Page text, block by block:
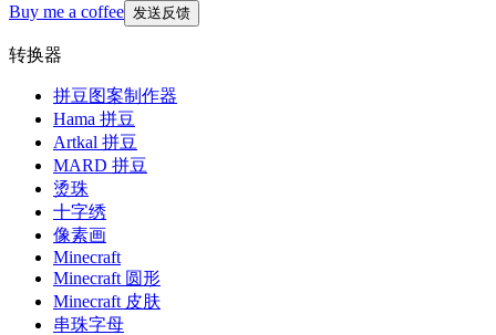
Buy me a coffee 发送反馈
转换器
拼豆图案制作器
Hama 拼豆
Artkal 拼豆
MARD 拼豆
烫珠
十字绣
像素画
Minecraft
Minecraft 圆形
Minecraft 皮肤
串珠字母